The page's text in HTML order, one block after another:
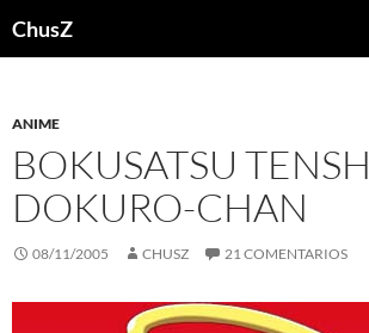
ChusZ
ANIME
BOKUSATSU
DOKURO-CHAN
08/11/2005 CHUSZ 21 COMENTARIOS